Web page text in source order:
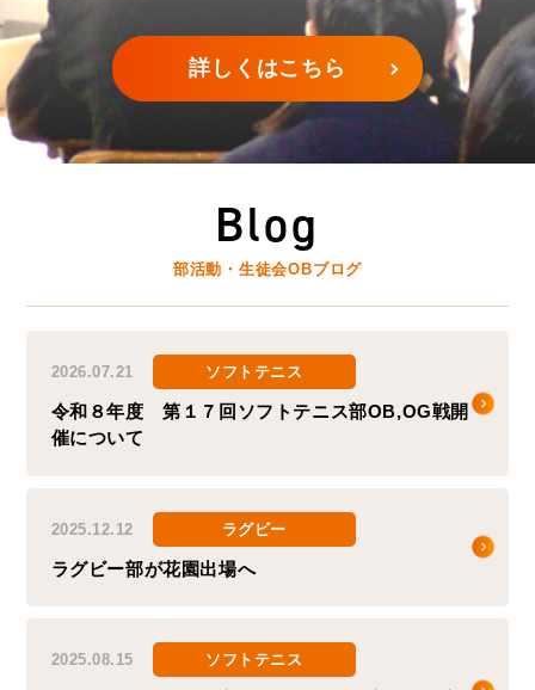
詳しくはこちら
Blog
部活動・生徒会OBブログ
2026.07.21 ソフトテニス
令和８年度 第１７回ソフトテニス部OB,OG戦開
催について
2025.12.12 ラグビー
ラグビー部が花園出場へ
2025.08.15 ソフトテニス